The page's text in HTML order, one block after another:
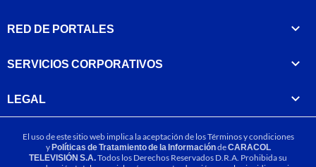
RED DE PORTALES
SERVICIOS CORPORATIVOS
LEGAL
El uso de este sitio web implica la aceptación de losTérminos y condiciones
yPolíticas de Tratamiento de la InformacióndeCARACOL
TELEVISIÓN S.A.Todos los Derechos Reservados D.R.A. Prohibida su